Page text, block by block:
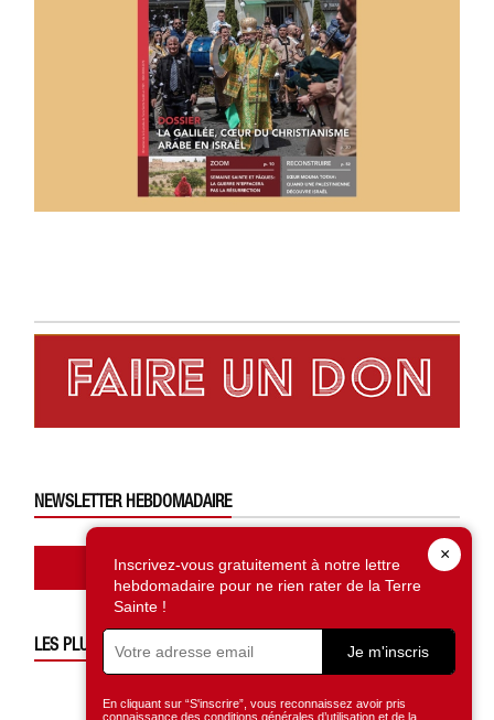
NEWSLETTER HEBDOMADAIRE
Abonnez-vous ici
LES PLUS LUS
×
Inscrivez-vous gratuitement à notre lettre
hebdomadaire pour ne rien rater de la Terre
Sainte !
Je m'inscris
En cliquant sur “S'inscrire”, vous reconnaissez avoir pris
connaissance des conditions générales d’utilisation et de la